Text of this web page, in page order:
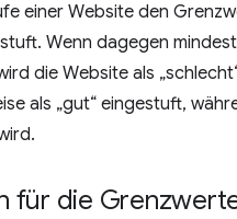
einer Website den
Wenn dagegen
die Website als
als „gut“ eingestuft,
für die